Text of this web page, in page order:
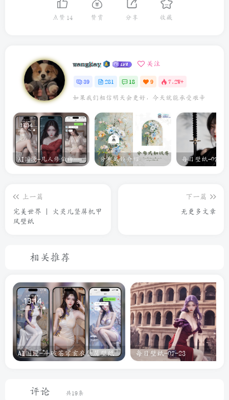
点赞 14 赞赏 分享 收藏
wangkay 关注
39 281 18 9 7.2W+
如果我们相信明天会更好，今天就能承受艰辛
AI国漫-凡人修仙传元瑶 分布式锁介绍 每日壁纸-07-24
上一篇
完美世界 | 火灵儿竖屏机甲
风壁纸
下一篇
无更多文章
相关推荐
AI国漫-斗破苍穹玄衣竖屏壁纸 每日壁纸-07-23
评论 共19条